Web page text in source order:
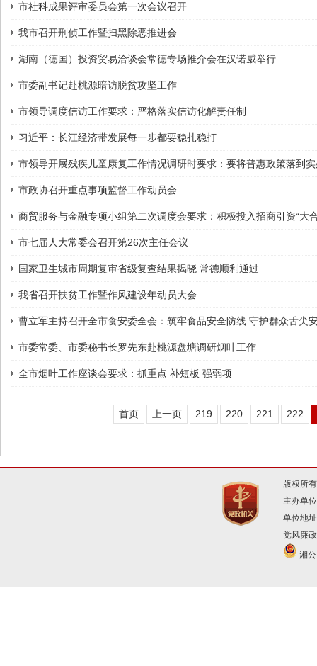
市社科成果评审委员会第一次会议召开
我市召开刑侦工作暨扫黑除恶推进会
湖南（德国）投资贸易洽谈会常德专场推介会在汉诺威举行
市委副书记赴桃源暗访脱贫攻坚工作
市领导调度信访工作要求：严格落实信访化解责任制
习近平：长江经济带发展每一步都要稳扎稳打
市领导开展残疾儿童康复工作情况调研时要求：要将普惠政策落到
市政协召开重点事项监督工作动员会
商贸服务与金融专项小组第二次调度会要求：积极投入招商引资“大
市七届人大常委会召开第26次主任会议
国家卫生城市周期复审省级复查结果揭晓 常德顺利通过
我省召开扶贫工作暨作风建设年动员大会
曹立军主持召开全市食安委全会：筑牢食品安全防线 守护群众舌尖
市委常委、市委秘书长罗先东赴桃源盘塘调研烟叶工作
全市烟叶工作座谈会要求：抓重点 补短板 强弱项
首页 上一页 219 220 221 222
版权所
主办单
单位地
党风廉
湘